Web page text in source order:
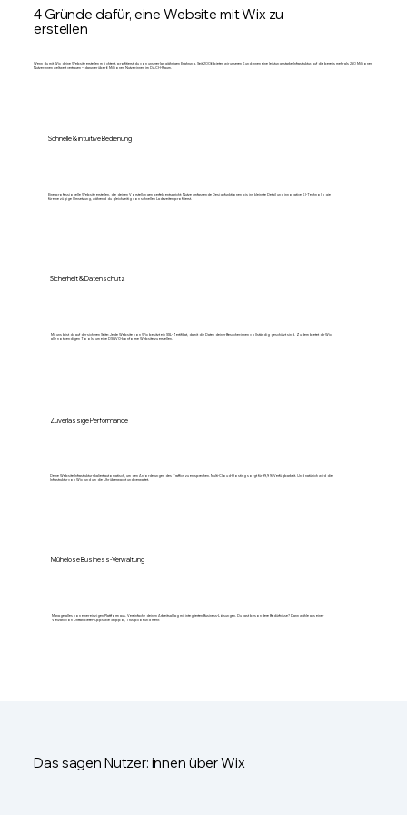
4 Gründe dafür, eine Website mit Wix zu
erstellen
Wenn du mit Wix deine Website erstellen möchtest, profitierst du von unserer langjährigen Erfahrung. Seit 2006 bieten wir unseren Kund:innen eine leistungsstarke Infrastruktur, auf die bereits mehr als 250 Millionen
Nutzer:innen weltweit vertrauen – darunter über 6 Millionen Nutzer:innen im DACH-Raum.
Schnelle & intuitive Bedienung
Eine professionelle Website erstellen, die deinen Vorstellungen perfekt entspricht: Nutze umfassende Designfunktionen bis ins kleinste Detail und innovative KI-Technologie
für eine zügige Umsetzung, während du gleichzeitig von schnellen Ladezeiten profitierst.
Sicherheit & Datenschutz
Mit uns bist du auf der sicheren Seite: Jede Website von Wix besitzt ein SSL-Zertifikat, damit die Daten deiner Besucher:innen vollständig geschützt sind. Zudem bietet dir Wix
alle notwendigen Tools, um eine DSGVO-konforme Website zu erstellen.
Zuverlässige Performance
Deine Website-Infrastruktur skaliert automatisch, um den Anforderungen des Traffics zu entsprechen. Multi-Cloud-Hosting sorgt für 99,9 % Verfügbarkeit. Und natürlich wird die
Infrastruktur von Wix rund um die Uhr überwacht und verwaltet.
Mühelose Business-Verwaltung
Manage alles von einer einzigen Plattform aus. Vereinfache deinen Arbeitsalltag mit integrierten Business-Lösungen. Du hast besondere Bedürfnisse? Dann wähle aus einer
Vielzahl von Drittanbieter-Apps wie Shippo, Trustpilot und mehr.
Das sagen Nutzer: innen über Wix